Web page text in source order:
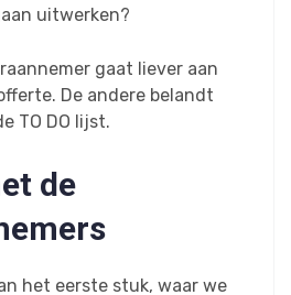
uitwerken?
gaat liever aan
De andere belandt
TO DO lijst.
de
het eerste stuk, waar we